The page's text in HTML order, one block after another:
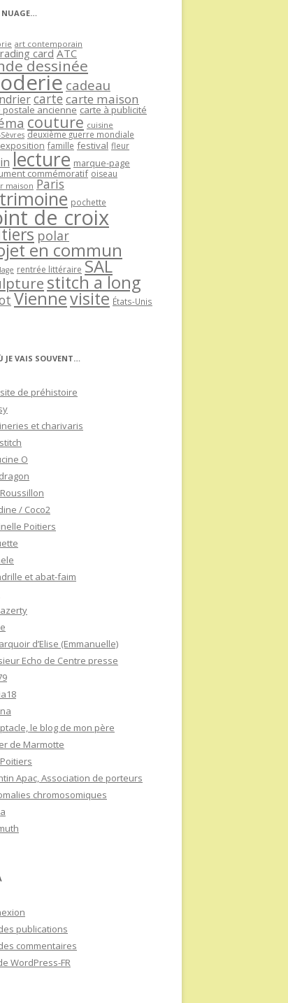
NUAGE…
art contemporain
card ATC
dessinée
cadeau
cartecarte maison
postale ancienne carte à publicité
couture cuisine
deuxième guerre mondiale
exposition famille festival fleur
lecture marque-page
commémoratif oiseau
maison Paris
pochette
de croix
polar
en commun
rentrée littéraire SAL
stitch a long
Viennevisite États-Unis
JE VAIS SOUVENT…
de préhistoire
et charivaris
O
/ Coco2
Poitiers
et abat-faim
d’Elise (Emmanuelle)
Echo de Centre presse
le blog de mon père
de Marmotte
Apac, Association de porteurs
chromosomiques
publications
commentaires
WordPress-FR